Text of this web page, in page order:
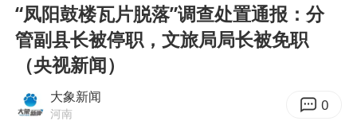
22岁女生独闯南太行失联12天
“凤阳鼓楼瓦片脱落”调查处置通报：分
管副县长被停职，文旅局局长被免职
（央视新闻）
大象新闻
河南 0